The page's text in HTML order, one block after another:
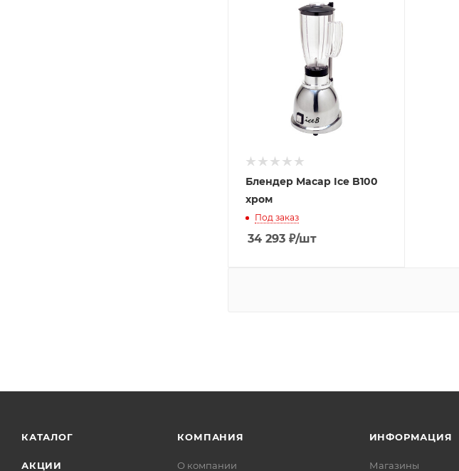
Блендер Macap Ice B100
хром
Под заказ
34 293 ₽/шт
КАТАЛОГ
АКЦИИ
КОМПАНИЯ
О компании
ИНФОРМАЦИЯ
Магазины